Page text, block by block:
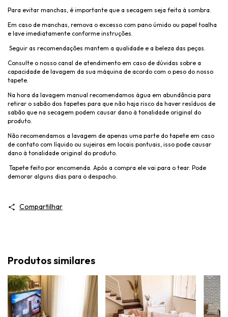
Para evitar manchas, é importante que a secagem seja feita à sombra.
Em caso de manchas, remova o excesso com pano úmido ou papel toalha
e lave imediatamente conforme instruções.
Seguir as recomendações mantem a qualidade e a beleza das peças.
Consulte o nosso canal de atendimento em caso de dúvidas sobre a
capacidade de lavagem da sua máquina de acordo com o peso do nosso
tapete.
Na hora da lavagem manual recomendamos água em abundância para
retirar o sabão dos tapetes para que não haja risco da haver resíduos de
sabão que na secagem podem causar dano à tonalidade original do
produto.
Não recomendamos a lavagem de apenas uma parte do tapete em caso
de contato com líquido ou sujeiras em locais pontuais, isso pode causar
dano à tonalidade original do produto.
Tapete feito por encomenda. Após a compra ele vai para o tear. Pode
demorar alguns dias para o despacho.
Compartilhar
Produtos similares